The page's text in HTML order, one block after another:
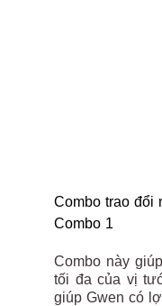
Combo trao đổi
Combo 1
Combo này
tối đa của vị
giúp Gwen có